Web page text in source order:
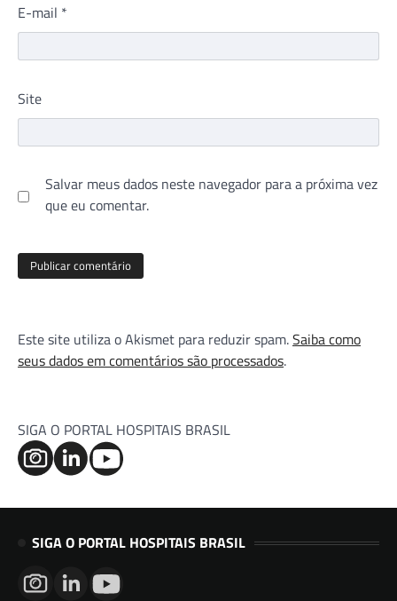
E-mail *
Site
Salvar meus dados neste navegador para a próxima vez
que eu comentar.
Este site utiliza o Akismet para reduzir spam.Saiba como
seus dados em comentários são processados.
SIGA O PORTAL HOSPITAIS BRASIL
SIGA O PORTAL HOSPITAIS BRASIL